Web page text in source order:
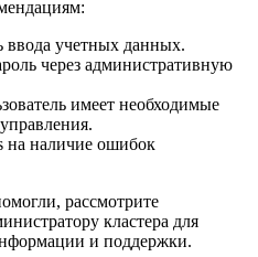
ввода учетных данных.
через административную
имеет необходимые
на наличие ошибок
рассмотрите
кластера для
и поддержки.